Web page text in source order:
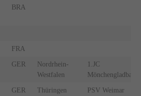
BRA
FRA
GER
Nordrhein-
Westfalen
1.JC
Mönchengladbach
GER Thüringen PSV Weimar